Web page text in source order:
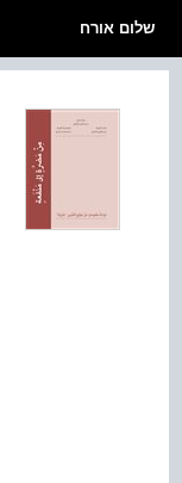
שלום אורח